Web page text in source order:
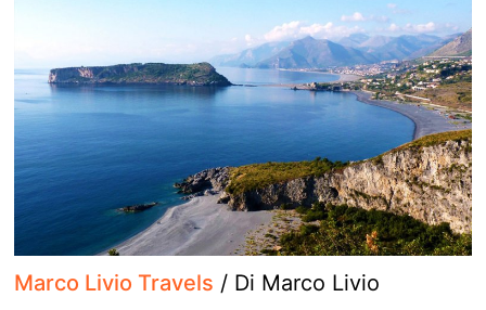
Marco Livio Travels / Di Marco Livio